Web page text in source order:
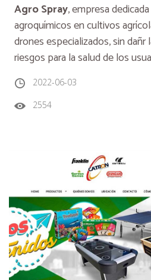
Agro Spray,empresa
agroquímicos en cultivos
drones especializados, sin dañr
riesgos para la salud de los
2022-06-03
2554